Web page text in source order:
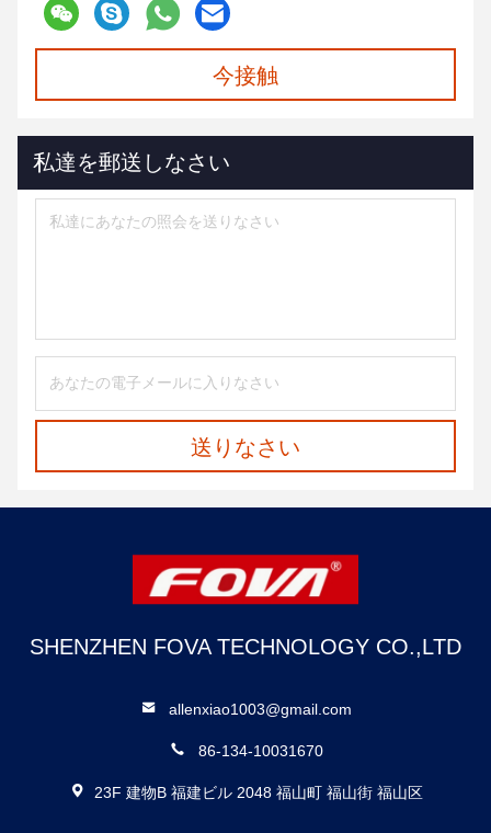
今接触
私達を郵送しなさい
送りなさい
SHENZHEN FOVA TECHNOLOGY CO.,LTD
allenxiao1003@gmail.com
86-134-10031670
23F 建物B 福建ビル 2048 福山町 福山街 福山区